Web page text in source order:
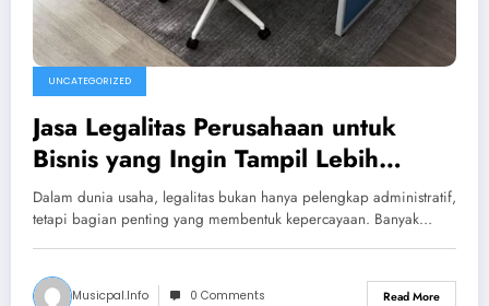
UNCATEGORIZED
Jasa Legalitas Perusahaan untuk
Bisnis yang Ingin Tampil Lebih
Profesional dan Siap Berkembang
Dalam dunia usaha, legalitas bukan hanya pelengkap administratif,
tetapi bagian penting yang membentuk kepercayaan. Banyak…
Musicpal.info 0 Comments Read More